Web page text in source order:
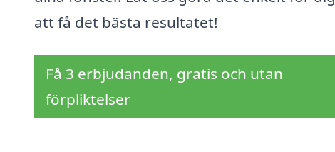
att få det bästa resultatet!
Få 3 erbjudanden, gratis och utan
förpliktelser